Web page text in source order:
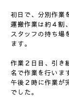
初日で、分別作業
運搬作業は約４割
スタッフの持ち場
ます。
作業２日目、引き
名で作業を行いま
午後２時に作業が
でした。